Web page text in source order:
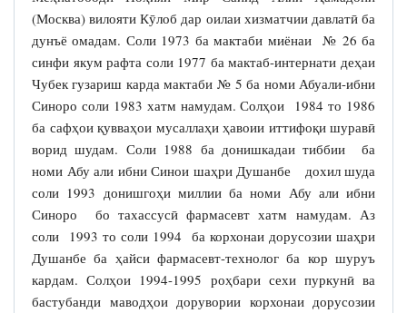
(Москва) вилояти Кӯлоб дар оилаи хизматчии давлатӣ ба
дунъё омадам. Соли 1973 ба мактаби миёнаи № 26 ба
синфи якум рафта соли 1977 ба мактаб-интернати деҳаи
Чубек гузариш карда мактаби № 5 ба номи Абуали-ибни
Синоро соли 1983 хатм намудам. Солҳои 1984 то 1986
ба сафҳои қувваҳои мусаллаҳи ҳавоии иттифоқи шуравӣ
ворид шудам. Соли 1988 ба донишкадаи тиббии ба
номи Абу али ибни Синои шаҳри Душанбе дохил шуда
соли 1993 донишгоҳи миллии ба номи Абу али ибни
Синоро бо тахассусӣ фармасевт хатм намудам. Аз
соли 1993 то соли 1994 ба корхонаи дорусозии шаҳри
Душанбе ба ҳайси фармасевт-технолог ба кор шуруъ
кардам. Солҳои 1994-1995 роҳбари сехи пуркунӣ ва
бастубанди маводҳои дорувории корхонаи дорусозии